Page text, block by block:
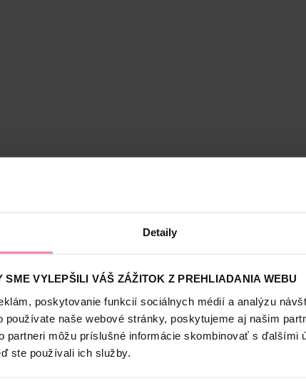
Detaily
SME VYLEPŠILI VÁŠ ZÁŽITOK Z PREHLIADANIA WEBU
poskytovanie funkcií sociálnych médií a analýzu
používate naše webové stránky, poskytujeme aj našim
partneri môžu príslušné informácie skombinovať s ďalšími
ste používali ich služby.
zakrýva kruhy pod očami. Má hydratačný účinok.
odtieni je skutočný univerzál a nesmie chýbať v
hodín. Obsiahnutá kyselina hyalurónová navyše redukuje
ako 100 rokov. Vo svojom portfóliu má viac ako len